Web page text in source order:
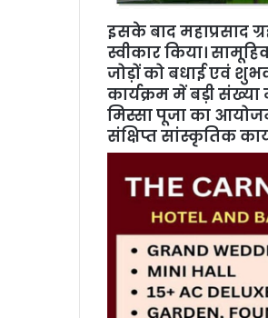
इसके बाद महाप्रसाद
स्वीकार किया।
जोड़ों को बधाई एवं
कार्यक्रम में बड़ी संख्या
मिस्सा पूजा का
संक्षिप्त सांस्कृतिक